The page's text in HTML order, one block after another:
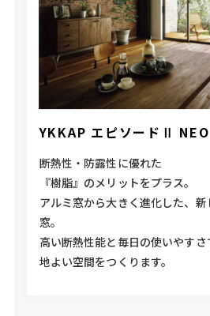
YKKAP エピソードⅡ NEO
断熱性・防露性に優れた
『樹脂』のメリットをプラス。
アルミ窓から大きく進化した、
窓。
高い断熱性能と毎日の使いやす
地よい空間をつくります。